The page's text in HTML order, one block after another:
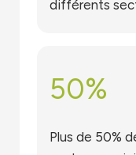
différents
50%
Plus de 50%